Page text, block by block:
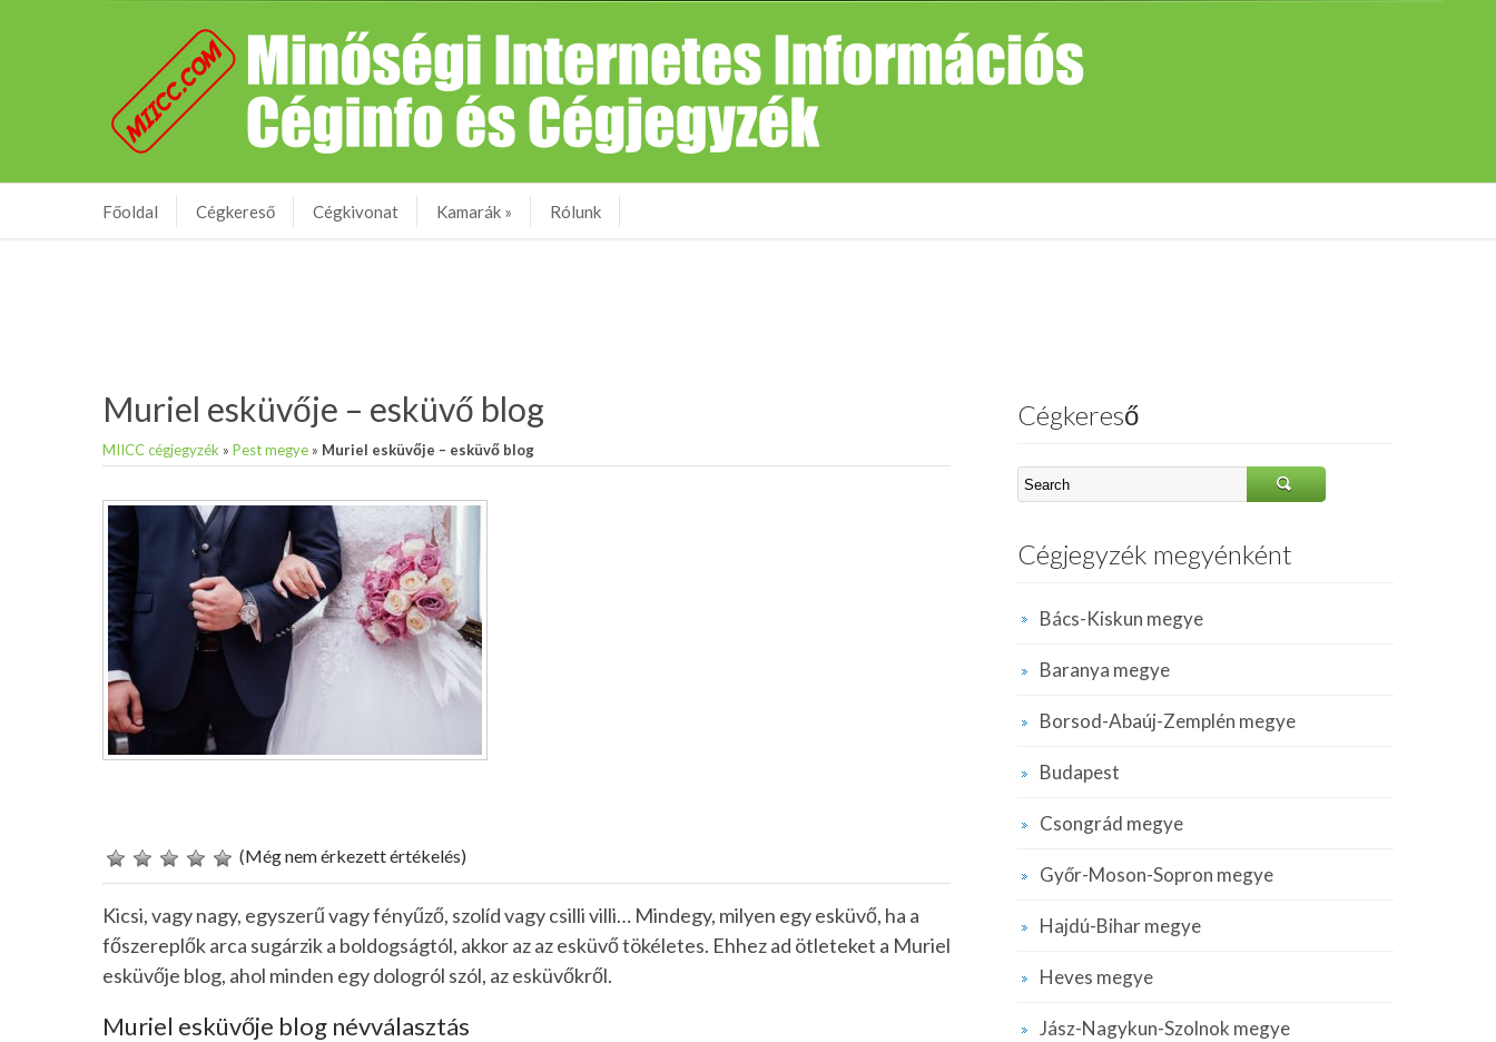
Főoldal Cégkereső Cégkivonat Kamarák » Rólunk
Muriel esküvője – esküvő blog
MIICC cégjegyzék » Pest megye » Muriel esküvője – esküvő blog
(Még nem érkezett értékelés)
Kicsi, vagy nagy, egyszerű vagy fényűző, szolíd vagy csilli villi… Mindegy, milyen egy esküvő, ha a
főszereplők arca sugárzik a boldogságtól, akkor az az esküvő tökéletes. Ehhez ad ötleteket a Muriel
esküvője blog, ahol minden egy dologról szól, az esküvőkről.
Muriel esküvője blog névválasztás
Cégkereső
Cégjegyzék megyénként
Bács-Kiskun megye
Baranya megye
Borsod-Abaúj-Zemplén megye
Budapest
Csongrád megye
Győr-Moson-Sopron megye
Hajdú-Bihar megye
Heves megye
Jász-Nagykun-Szolnok megye